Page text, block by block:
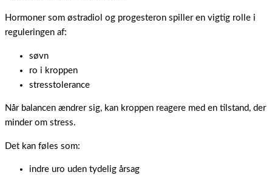
Hormoner som østradiol og progesteron spiller en vigtig rolle i
reguleringen af:
søvn
ro i kroppen
stresstolerance
Når balancen ændrer sig, kan kroppen reagere med en tilstand, der
minder om stress.
Det kan føles som:
indre uro uden tydelig årsag